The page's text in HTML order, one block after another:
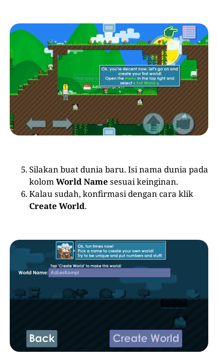
Silakan buat dunia baru. Isi nama dunia pada
kolomWorld Name sesuai keinginan.
Kalau sudah, konfirmasi dengan cara klik
Create World.